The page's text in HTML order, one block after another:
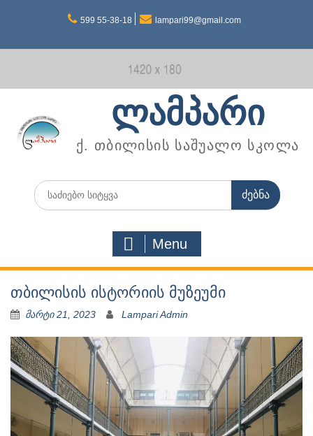
599 55-38-18 lampari99@gmail.com
ლამპარი
ქ. თბილისის საშუალო სკოლა
Search
for:
Menu
თბილისის ისტორიის მუზეუმი
მარტი 21, 2023 Lampari Admin